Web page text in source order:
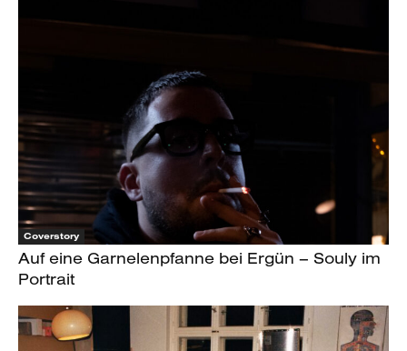
Coverstory
Auf eine Garnelenpfanne bei Ergün – Souly im
Portrait